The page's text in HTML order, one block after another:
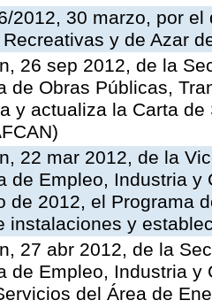
2012, 30 marzo, por
y de Azar
26 sep 2012, de la
de Obras Públicas,
y actualiza la Carta
22 mar 2012, de la
de Empleo, Industria
de 2012, el Programa
instalaciones y
27 abr 2012, de la
de Empleo, Industria
del Área de